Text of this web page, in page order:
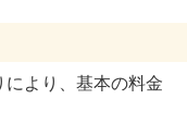
より、基本の料金